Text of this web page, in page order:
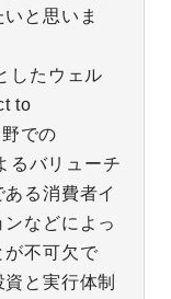
と思いま
したウェル
to
での
るバリューチ
る消費者イ
などによっ
が不可欠で
と実行体制